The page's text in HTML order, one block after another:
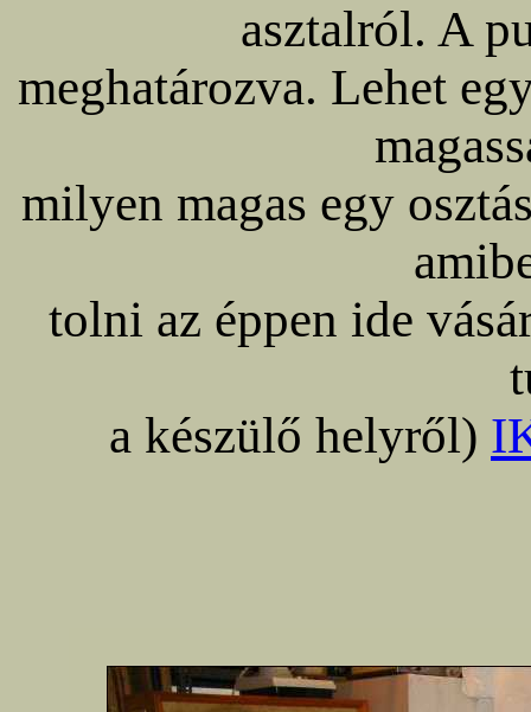
asztalról. A
meghatározva. Lehet
milyen magas egy
tolni az éppen ide
a készülő helyről)